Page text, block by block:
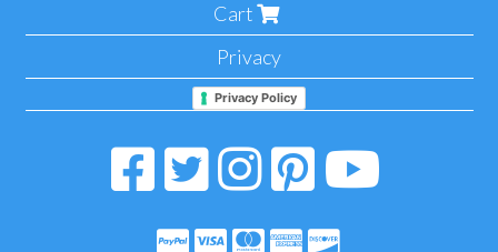
Cart
Privacy
Privacy Policy